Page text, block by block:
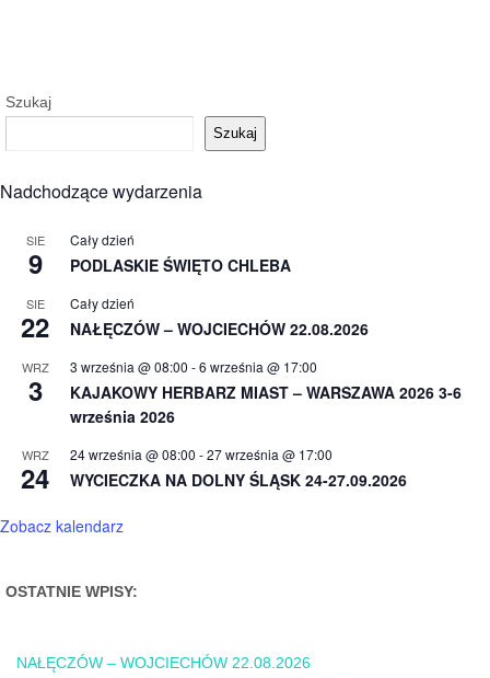
Szukaj
Szukaj
Nadchodzące wydarzenia
SIE
9
Cały dzień
PODLASKIE ŚWIĘTO CHLEBA
SIE
22
Cały dzień
NAŁĘCZÓW – WOJCIECHÓW 22.08.2026
WRZ
3
3 września @ 08:00 -6 września @ 17:00
KAJAKOWY HERBARZ MIAST – WARSZAWA 2026 3-6
września 2026
WRZ
24
24 września @ 08:00 -27 września @ 17:00
WYCIECZKA NA DOLNY ŚLĄSK 24-27.09.2026
Zobacz kalendarz
OSTATNIE WPISY:
NAŁĘCZÓW – WOJCIECHÓW 22.08.2026